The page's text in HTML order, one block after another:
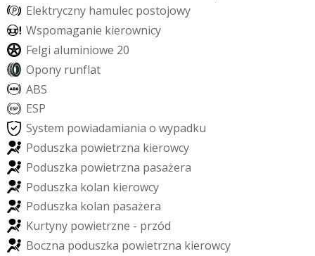
Elektryczny hamulec postojowy
Wspomaganie kierownicy
Felgi aluminiowe 20
Opony runflat
ABS
ESP
System powiadamiania o wypadku
Poduszka powietrzna kierowcy
Poduszka powietrzna pasażera
Poduszka kolan kierowcy
Poduszka kolan pasażera
Kurtyny powietrzne - przód
Boczna poduszka powietrzna kierowcy